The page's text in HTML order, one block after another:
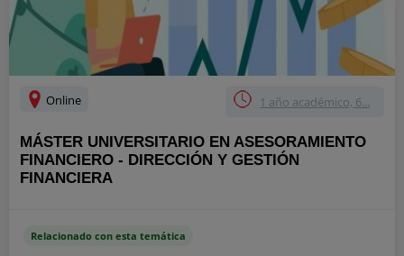
Online 1 año académico, 6...
MÁSTER UNIVERSITARIO EN ASESORAMIENTO
FINANCIERO - DIRECCIÓN Y GESTIÓN
FINANCIERA
Relacionado con esta temática